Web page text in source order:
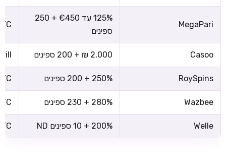
MegaPari
125% עד €450 + 250
ספינים
Casoo 2,000 ₪ + 200 ספינים
RoySpins 250% + 200 ספינים
Wazbee 280% + 230 ספינים
Welle 200% + 10 ספינים ND